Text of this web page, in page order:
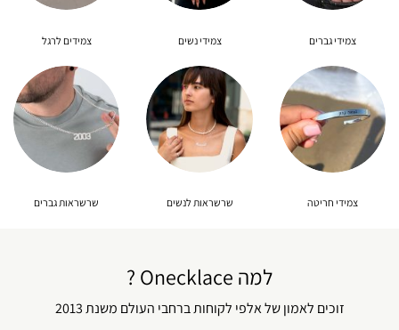
צמידי גברים צמידי נשים צמידים לרגל
צמידי חריטה שרשראות לנשים שרשראות גברים
למה Onecklace ?
זוכים לאמון של אלפי לקוחות ברחבי העולם משנת 2013